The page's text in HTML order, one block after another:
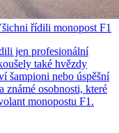
řídili monopost F1
jen profesionální
také hvězdy
šampioni nebo úspěšní
známé osobnosti, které
monopostu F1.